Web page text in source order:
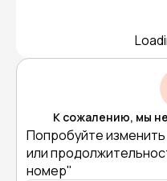
К сожалению, мы
Попробуйте
или
номер"